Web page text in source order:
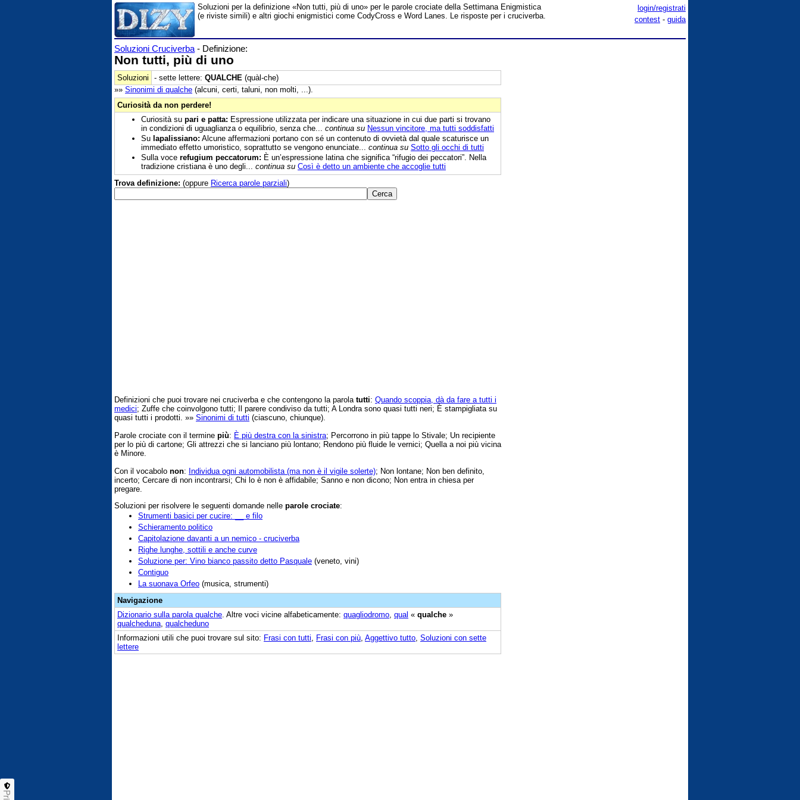
login/registrati
contest - guida
Soluzioni per la definizione «Non tutti, più di uno» per le parole crociate della Settimana Enigmistica
(e riviste simili) e altri giochi enigmistici come CodyCross e Word Lanes. Le risposte per i cruciverba.
Soluzioni Cruciverba - Definizione:
Non tutti, più di uno
Soluzioni - sette lettere: QUALCHE (quàl-che)
»» Sinonimi di qualche (alcuni, certi, taluni, non molti, ...).
Curiosità da non perdere!
Curiosità su pari e patta: Espressione utilizzata per indicare una situazione in cui due parti si trovano
in condizioni di uguaglianza o equilibrio, senza che... continua su Nessun vincitore, ma tutti soddisfatti
Su lapalissiano: Alcune affermazioni portano con sé un contenuto di ovvietà dal quale scaturisce un
immediato effetto umoristico, soprattutto se vengono enunciate... continua su Sotto gli occhi di tutti
Sulla voce refugium peccatorum: È un’espressione latina che significa “rifugio dei peccatori”. Nella
tradizione cristiana è uno degli... continua su Così è detto un ambiente che accoglie tutti
Trova definizione: (oppure Ricerca parole parziali)
Definizioni che puoi trovare nei cruciverba e che contengono la parola tutti: Quando scoppia, dà da fare a tutti i
medici; Zuffe che coinvolgono tutti; Il parere condiviso da tutti; A Londra sono quasi tutti neri; È stampigliata su
quasi tutti i prodotti. »» Sinonimi di tutti (ciascuno, chiunque).
Parole crociate con il termine più: È più destra con la sinistra; Percorrono in più tappe lo Stivale; Un recipiente
per lo più di cartone; Gli attrezzi che si lanciano più lontano; Rendono più fluide le vernici; Quella a noi più vicina
è Minore.
Con il vocabolo non: Individua ogni automobilista (ma non è il vigile solerte); Non lontane; Non ben definito,
incerto; Cercare di non incontrarsi; Chi lo è non è affidabile; Sanno e non dicono; Non entra in chiesa per
pregare.
Soluzioni per risolvere le seguenti domande nelle parole crociate:
Strumenti basici per cucire: __ e filo
Schieramento politico
Capitolazione davanti a un nemico - cruciverba
Righe lunghe, sottili e anche curve
Soluzione per: Vino bianco passito detto Pasquale (veneto, vini)
Contiguo
La suonava Orfeo (musica, strumenti)
Navigazione
Dizionario sulla parola qualche . Altre voci vicine alfabeticamente: quagliodromo qual « qualche »
qualcheduna qualcheduno
Informazioni utili che puoi trovare sul sito: Frasi con tutti Frasi con più Aggettivo tutto Soluzioni con sette
lettere